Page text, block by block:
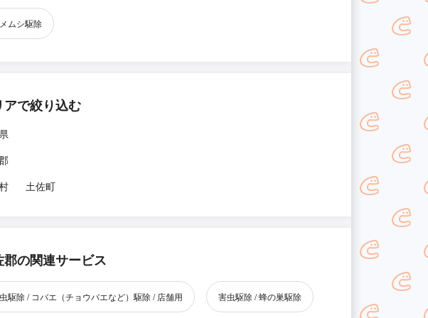
ムシ駆除
アで絞り込む
土佐町
郡の関連サービス
駆除 / コバエ（チョウバエなど）駆除 / 店舗用 害虫駆除 / 蜂の巣駆除